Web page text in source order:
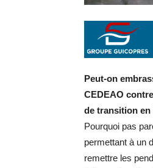
Peut-on
CEDEAO
de transition en
Pourquoi pas
permettant à un
remettre les